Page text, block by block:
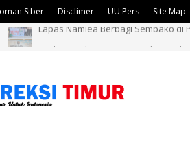
Siber Disclimer UU Pers Site Map
Lindungi Lahan Pertanian dari